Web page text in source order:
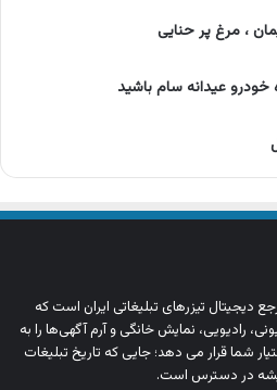
، مرغ پر حنایی
خودرو عیدانه سام باشید
دیجیتال تیزرهای تبلیغاتی ایران است که
رادیویی، نمایش خانگی و آرم‌ آگهی‌ها را به‌
شما قرار می‌ دهد؛ جایی که تاریخ تبلیغات
در دسترس است.